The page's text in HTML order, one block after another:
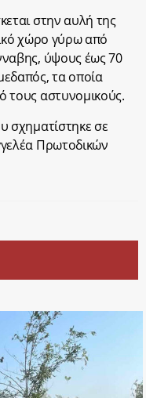
στην αυλή της
χώρο γύρω από
ύψους έως 70
τα οποία
τους αστυνομικούς.
σχηματίστηκε σε
Πρωτοδικών